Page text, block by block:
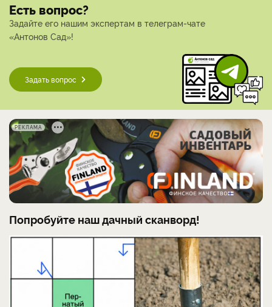
Есть вопрос?
Задайте его нашим экспертам в телеграм-чате
«Антонов Сад»!
Задать вопрос
РЕКЛАМА
Попробуйте наш дачный сканворд!